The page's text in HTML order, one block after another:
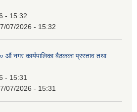
- 15:32
07/2026 - 15:32
नगर कार्यपालिका बैठकका प्रस्ताव तथा
- 15:31
07/2026 - 15:31